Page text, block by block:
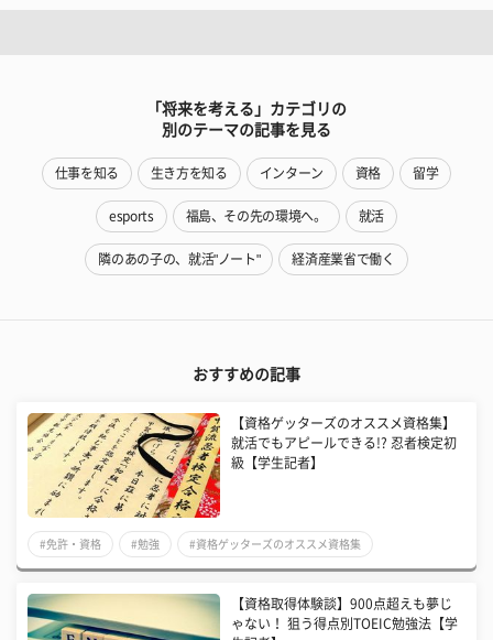
「将来を考える」カテゴリの
別のテーマの記事を見る
仕事を知る 生き方を知る インターン 資格 留学
esports 福島、その先の環境へ。 就活
隣のあの子の、就活"ノート" 経済産業省で働く
おすすめの記事
【資格ゲッターズのオススメ資格集】
就活でもアピールできる!? 忍者検定初
級【学生記者】
#免許・資格 #勉強 #資格ゲッターズのオススメ資格集
【資格取得体験談】900点超えも夢じ
ゃない！ 狙う得点別TOEIC勉強法【学